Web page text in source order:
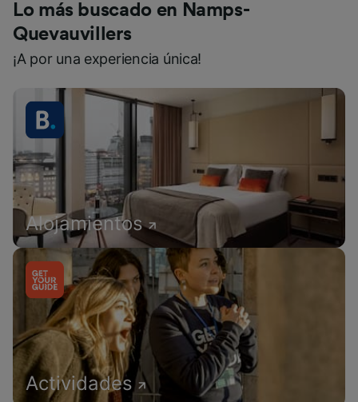
Lo más buscado en Namps-
Quevauvillers
¡A por una experiencia única!
Alojamientos
Actividades